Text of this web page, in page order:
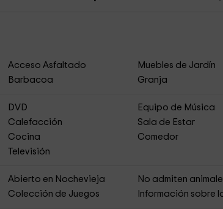
Acceso Asfaltado Muebles de Jardín
Barbacoa
Granja
DVD Equipo de Música
Calefacción
Sala de Estar
Cocina
Comedor
Televisión
Abierto en Nochevieja No admiten
Colección de Juegos
Información sobre